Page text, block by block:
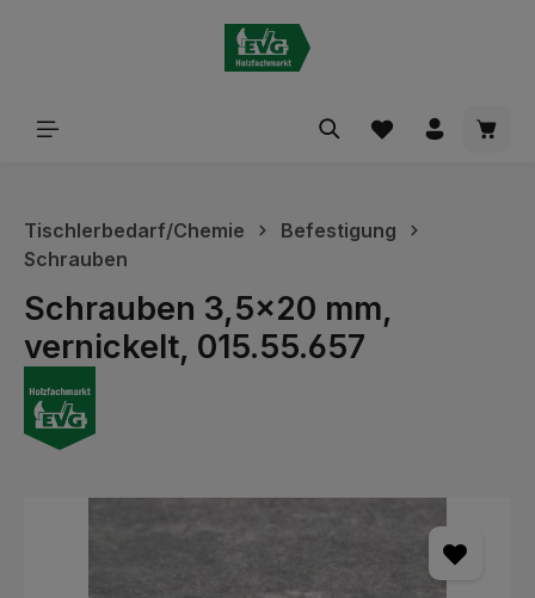
Tischlerbedarf/Chemie
Befestigung
Schrauben
Schrauben 3,5x20 mm,
vernickelt, 015.55.657